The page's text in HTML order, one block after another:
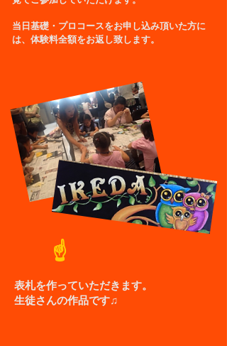
当日基礎・プロコースをお申し込み頂いた方に
は、体験料全額をお返し致します。
☝
表札を作っていただきます。
生徒さんの作品です♫